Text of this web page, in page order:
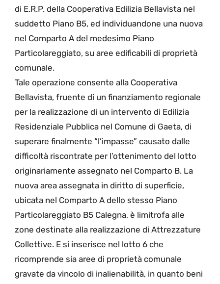
di E.R.P. della Cooperativa Edilizia Bellavista nel
suddetto Piano B5, ed individuandone una nuova
nel Comparto A del medesimo Piano
Particolareggiato, su aree edificabili di proprietà
comunale.
Tale operazione consente alla Cooperativa
Bellavista, fruente di un finanziamento regionale
per la realizzazione di un intervento di Edilizia
Residenziale Pubblica nel Comune di Gaeta, di
superare finalmente “l’impasse” causato dalle
difficoltà riscontrate per l’ottenimento del lotto
originariamente assegnato nel Comparto B. La
nuova area assegnata in diritto di superficie,
ubicata nel Comparto A dello stesso Piano
Particolareggiato B5 Calegna, è limitrofa alle
zone destinate alla realizzazione di Attrezzature
Collettive. E si inserisce nel lotto 6 che
ricomprende sia aree di proprietà comunale
gravate da vincolo di inalienabilità, in quanto beni